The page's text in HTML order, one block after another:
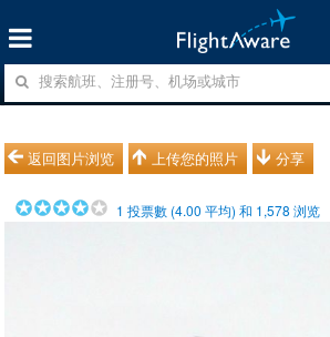
返回图片浏览 上传您的照片 分享
1 投票數 (4.00 平均) 和 1,578 浏览